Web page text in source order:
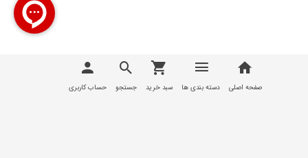
صفحه اصلی دسته بندی ها سبد خرید جستجو حساب کاربری
تمامی مطالب، عکس ها و... متعلق به سایت
تیوان صنعت |
T1Sanat